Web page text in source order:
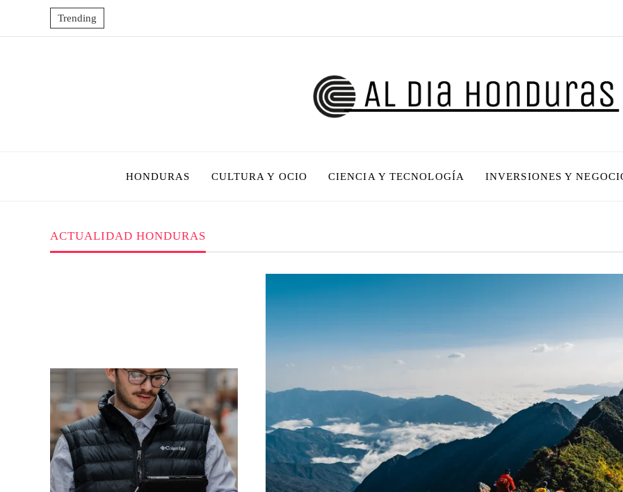
Trending
HONDURAS CULTURA Y OCIO CIENCIA Y TECNOLOGÍA INVERSIONES Y
ACTUALIDAD HONDURAS